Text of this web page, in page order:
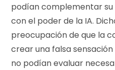
podían complementar
con el poder de la IA.
preocupación de que la
crear una falsa
no podían evaluar